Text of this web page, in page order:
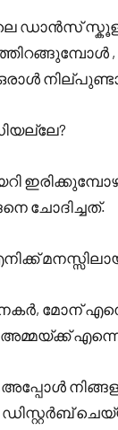
ഡാൻസ്
,
ചോദിച്ചത്.
മോന്
എന്നെ